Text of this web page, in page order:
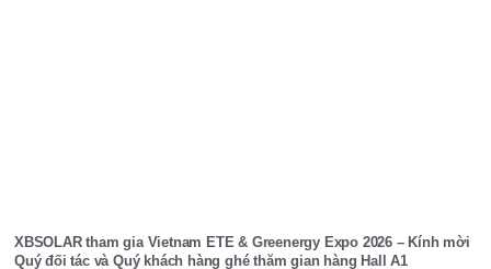
XBSOLAR tham gia Vietnam ETE & Greenergy Expo 2026 – Kính mời
Quý đối tác và Quý khách hàng ghé thăm gian hàng Hall A1